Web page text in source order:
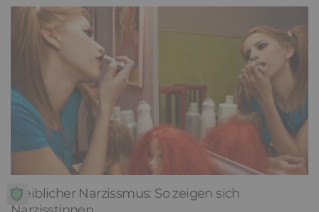
Weiblicher Narzissmus: So zeigen sich